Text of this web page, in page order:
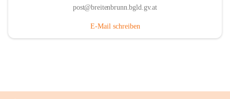
post@breitenbrunn.bgld.gv.at
E-Mail schreiben